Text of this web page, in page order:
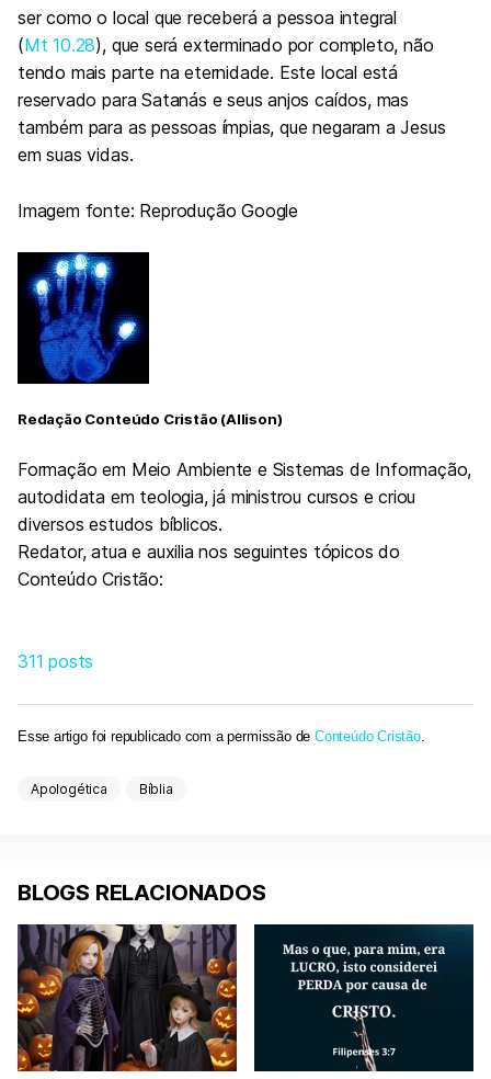
ser como o local que receberá a pessoa integral
(Mt 10.28), que será exterminado por completo, não
tendo mais parte na eternidade. Este local está
reservado para Satanás e seus anjos caídos, mas
também para as pessoas ímpias, que negaram a Jesus
em suas vidas.
Imagem fonte: Reprodução Google
Redação Conteúdo Cristão (Allison)
Formação em Meio Ambiente e Sistemas de Informação,
autodidata em teologia, já ministrou cursos e criou
diversos estudos bíblicos.
Redator, atua e auxilia nos seguintes tópicos do
Conteúdo Cristão:
311 posts
Esse artigo foi republicado com a permissão de Conteúdo Cristão.
Apologética Bíblia
BLOGS RELACIONADOS